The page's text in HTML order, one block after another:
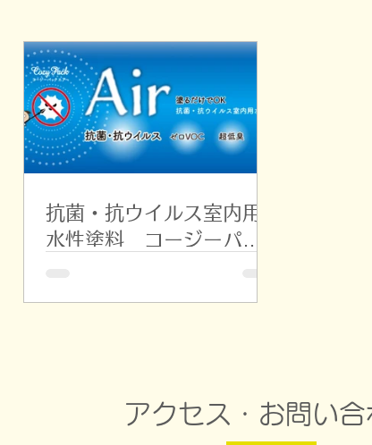
抗菌・抗ウイルス室内用
水性塗料 コージーパッ
アクセス・お問い合